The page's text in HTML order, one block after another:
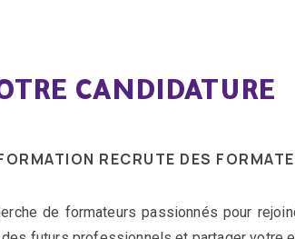
CANDIDATURE
RECRUTE DES
de formateurs passionnés pour